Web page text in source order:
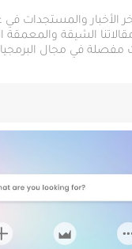
الأخبار والمستجدات في
الشيقة والمعمقة
مفصلة في مجال